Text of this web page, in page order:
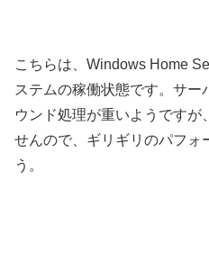
こちらは、Windows Home
ステムの稼働状態です。サー
ウンド処理が重いようですが
せんので、ギリギリのパフォ
う。